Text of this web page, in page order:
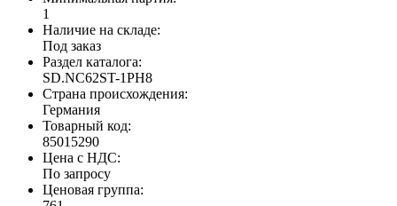
1
Наличие на складе:
Под заказ
Раздел каталога:
SD.NC62ST-1PH8
Страна происхождения:
Германия
Товарный код:
85015290
Цена с НДС:
По запросу
Ценовая группа: